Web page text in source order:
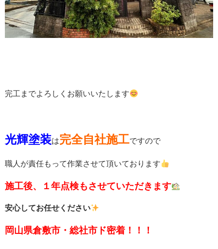
完工までよろしくお願いいたします
光輝塗装は完全自社施工ですので
職人が責任もって作業させて頂いております
施工後、１年点検もさせていただきます
安心してお任せください
岡山県倉敷市・総社市ド密着！！！